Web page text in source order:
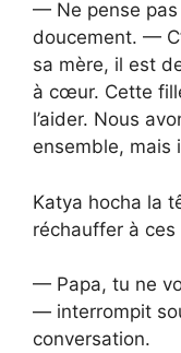
— Ne pense pas
doucement. —
sa mère, il est
à cœur. Cette
l’aider. Nous
ensemble, mais
Katya hocha la
réchauffer à ces
— Papa, tu ne
— interrompit
conversation.